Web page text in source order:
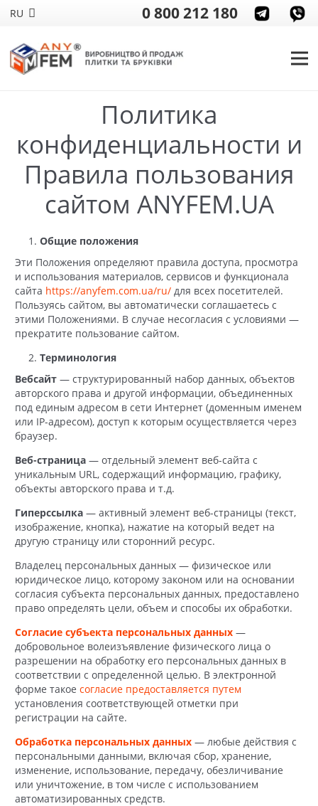
RU 0 800 212 180
Политика
конфиденциальности и
Правила пользования
сайтом ANYFEM.UA
Общие положения
Эти Положения определяют правила доступа, просмотра
и использования материалов, сервисов и функционала
сайта https://anyfem.com.ua/ru/ для всех посетителей.
Пользуясь сайтом, вы автоматически соглашаетесь с
этими Положениями. В случае несогласия с условиями —
прекратите пользование сайтом.
Терминология
Вебсайт — структурированный набор данных, объектов
авторского права и другой информации, объединенных
под единым адресом в сети Интернет (доменным именем
или IP-адресом), доступ к которым осуществляется через
браузер.
Веб-страница — отдельный элемент веб-сайта с
уникальным URL, содержащий информацию, графику,
объекты авторского права и т.д.
Гиперссылка — активный элемент веб-страницы (текст,
изображение, кнопка), нажатие на который ведет на
другую страницу или сторонний ресурс.
Владелец персональных данных — физическое или
юридическое лицо, которому законом или на основании
согласия субъекта персональных данных, предоставлено
право определять цели, объем и способы их обработки.
Согласие субъекта персональных данных —
добровольное волеизъявление физического лица о
разрешении на обработку его персональных данных в
соответствии с определенной целью. В электронной
форме такое согласие предоставляется путем
установления соответствующей отметки при
регистрации на сайте.
Обработка персональных данных — любые действия с
персональными данными, включая сбор, хранение,
изменение, использование, передачу, обезличивание
или уничтожение, в том числе с использованием
автоматизированных средств.